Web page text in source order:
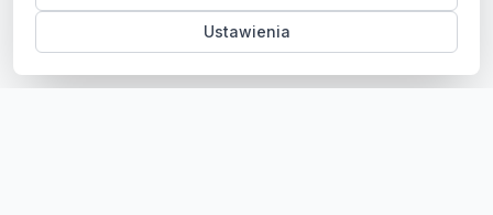
Ustawienia